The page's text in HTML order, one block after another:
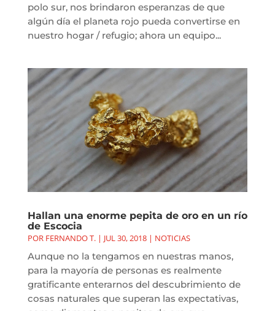
polo sur, nos brindaron esperanzas de que
algún día el planeta rojo pueda convertirse en
nuestro hogar / refugio; ahora un equipo...
Hallan una enorme pepita de oro en un río
de Escocia
POR FERNANDO T.| JUL 30, 2018| NOTICIAS
Aunque no la tengamos en nuestras manos,
para la mayoría de personas es realmente
gratificante enterarnos del descubrimiento de
cosas naturales que superan las expectativas,